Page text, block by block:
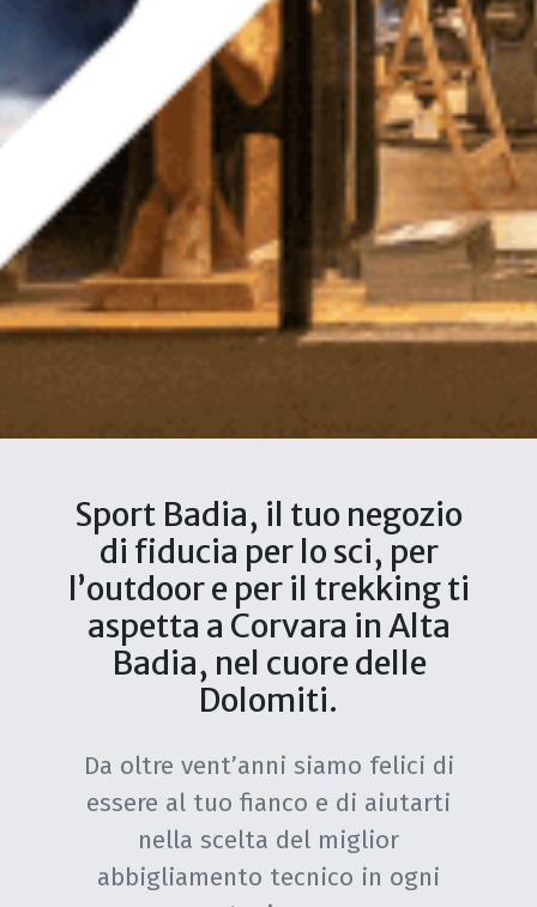
Sport Badia, il tuo negozio
di fiducia per lo sci, per
l’outdoor e per il trekking ti
aspetta a Corvara in Alta
Badia, nel cuore delle
Dolomiti.
Da oltre vent’anni siamo felici di
essere al tuo fianco e di aiutarti
nella scelta del miglior
abbigliamento tecnico in ogni